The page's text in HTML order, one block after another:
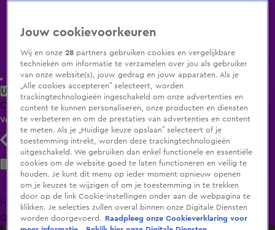
Uitzending Gemist Populaire programma's Zenders Genres
ClipsFilmsRadioSmart TV inlogShop
Volg KIJK
Zoeken
HomeUitzending Gemist Programma's De Bondgenoten
OranjezomerLivestreamsShop
Jouw cookievoorkeuren
Wij en onze28 partners gebruiken cookies en vergelijkbare
technieken om informatie te verzamelen over jou als gebruiker
van onze website(s), jouw gedrag en jouw apparaten. Als je
„Alle cookies accepteren” selecteert, worden
trackingtechnologieën ingeschakeld om onze advertenties en
content te kunnen personaliseren, onze producten en diensten
te verbeteren en om de prestaties van advertenties en content
te meten. Als je „Huidige keuze opslaan” selecteert of je
toestemming intrekt, worden deze trackingtechnologieën
uitgeschakeld. We gebruiken dan enkel functionele en essentiële
cookies om de website goed te laten functioneren en veilig te
houden. Je kunt dit menu op ieder moment opnieuw openen
om je keuzes te wijzigen of om je toestemming in te trekken
door op de link Cookie-instellingen onder aan de webpagina te
klikken. Je selecties zullen overal binnen onze Digitale Diensten
worden doorgevoerd.
Raadpleeg onze Cookieverklaring voor